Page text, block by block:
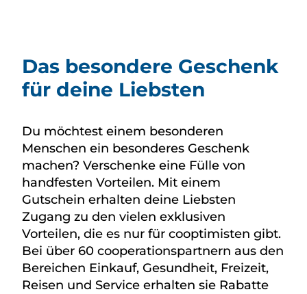
Das besondere Geschenk
für deine Liebsten
Du möchtest einem besonderen
Menschen ein besonderes Geschenk
machen? Verschenke eine Fülle von
handfesten Vorteilen. Mit einem
Gutschein erhalten deine Liebsten
Zugang zu den vielen exklusiven
Vorteilen, die es nur für cooptimisten gibt.
Bei über 60 cooperationspartnern aus den
Bereichen Einkauf, Gesundheit, Freizeit,
Reisen und Service erhalten sie Rabatte